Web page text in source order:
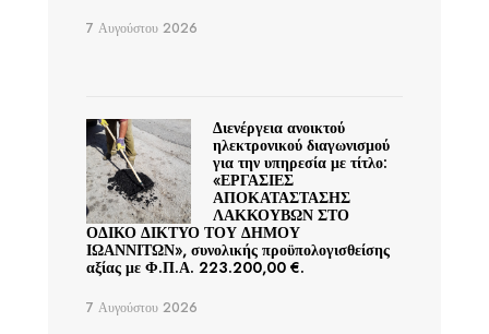
7 Αυγούστου 2026
Διενέργεια ανοικτού
ηλεκτρονικού διαγωνισμού
για την υπηρεσία με τίτλο:
«ΕΡΓΑΣΙΕΣ
ΑΠΟΚΑΤΑΣΤΑΣΗΣ
ΛΑΚΚΟΥΒΩΝ ΣΤΟ
ΟΔΙΚΟ ΔΙΚΤΥΟ ΤΟΥ ΔΗΜΟΥ
ΙΩΑΝΝΙΤΩΝ», συνολικής προϋπολογισθείσης
αξίας με Φ.Π.Α. 223.200,00 €.
7 Αυγούστου 2026